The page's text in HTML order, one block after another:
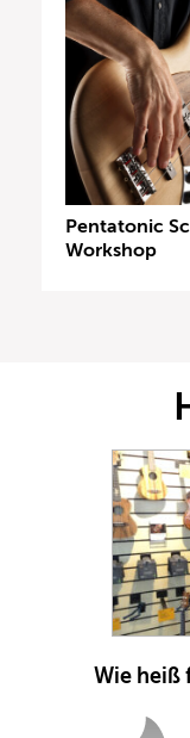
Pentatonic
Workshop
Wie heiß